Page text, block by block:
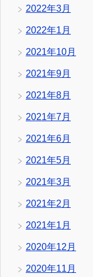
2022年3月
2022年1月
2021年10月
2021年9月
2021年8月
2021年7月
2021年6月
2021年5月
2021年3月
2021年2月
2021年1月
2020年12月
2020年11月